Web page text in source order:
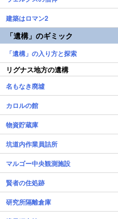
建築はロマン2
「遺構」のギミック
「遺構」の入り方と探索
リグナス地方の遺構
名もなき廃墟
カロルの館
物資貯蔵庫
坑道内作業員詰所
マルゴー中央観測施設
賢者の住処跡
研究所隔離倉庫